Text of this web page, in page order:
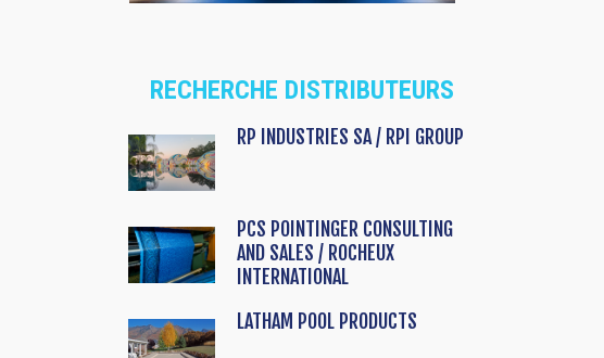
RECHERCHE DISTRIBUTEURS
RP INDUSTRIES SA / RPI GROUP
PCS POINTINGER CONSULTING
AND SALES / ROCHEUX
INTERNATIONAL
LATHAM POOL PRODUCTS